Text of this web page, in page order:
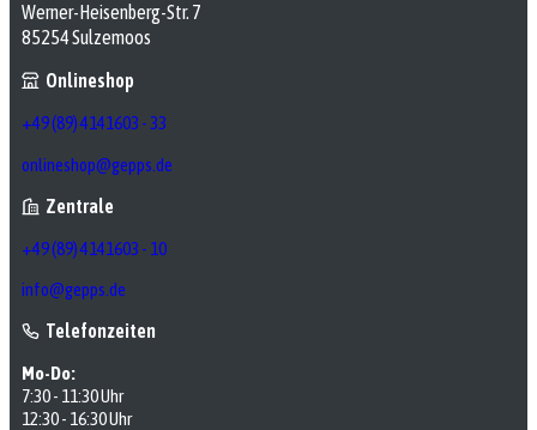
Werner-Heisenberg-Str. 7
85254 Sulzemoos
Onlineshop
+49 (89) 4141603 - 33
onlineshop@gepps.de
Zentrale
+49 (89) 4141603 - 10
info@gepps.de
Telefonzeiten
Mo-Do:
7:30 - 11:30 Uhr
12:30 - 16:30 Uhr